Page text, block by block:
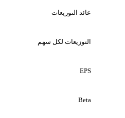
عائد التوزيعات
التوزيعات لكل سهم
EPS
Beta